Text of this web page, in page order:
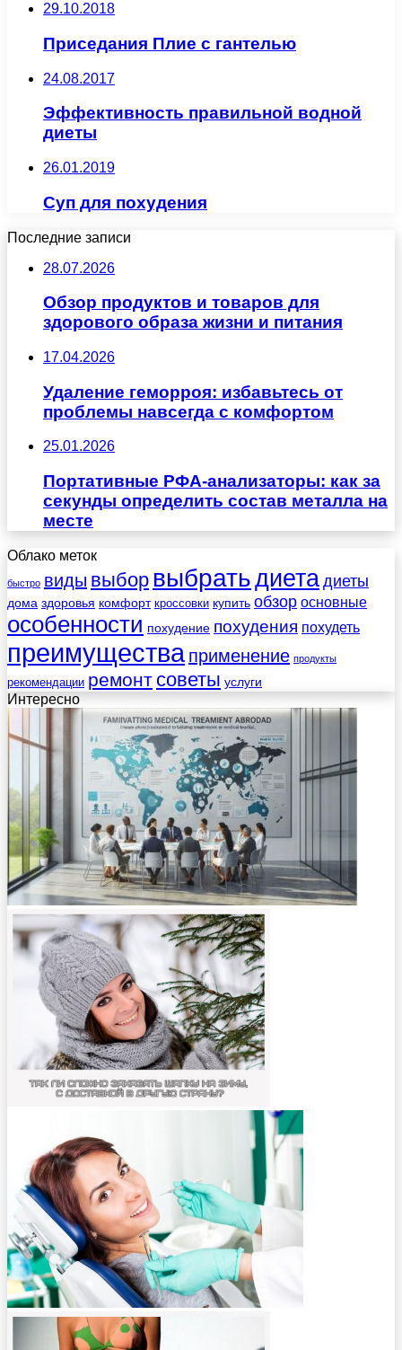
29.10.2018
Приседания Плие с гантелью
24.08.2017
Эффективность правильной водной
диеты
26.01.2019
Суп для похудения
Последние записи
28.07.2026
Обзор продуктов и товаров для
здорового образа жизни и питания
17.04.2026
Удаление геморроя: избавьтесь от
проблемы навсегда с комфортом
25.01.2026
Портативные РФА-анализаторы: как за
секунды определить состав металла на
месте
Облако меток
быстро виды выбор выбратьдиета диеты
дома здоровья комфорт кроссовки купить обзор основные
особенности похудение похудения похудеть
преимущества применение продукты
рекомендации ремонт советы услуги
Интересно